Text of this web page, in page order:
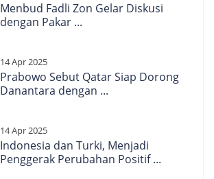
Menbud Fadli Zon Gelar Diskusi
dengan Pakar ...
14 Apr 2025
Prabowo Sebut Qatar Siap Dorong
Danantara dengan ...
14 Apr 2025
Indonesia dan Turki, Menjadi
Penggerak Perubahan Positif ...